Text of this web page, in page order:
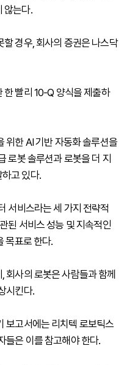
않는다.
경우, 회사의 증권은 나스닥
한 빨리 10-Q 양식을 제출하
위한 AI 기반 자동화 솔루션을
로봇 솔루션과 로봇을 더 지
고 있다.
서비스라는 세 가지 전략적
된 서비스 성능 및 지속적인
목표로 한다.
회사의 로봇은 사람들과 함께
시킨다.
보고서에는 리치텍 로보틱스
들은 이를 참고해야 한다.